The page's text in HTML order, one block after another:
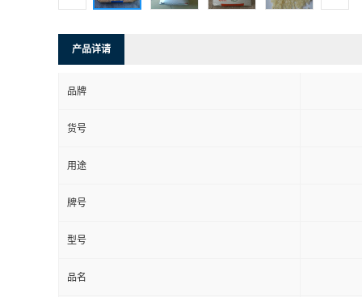
产品详请
品牌
货号
用途
牌号
型号
品名